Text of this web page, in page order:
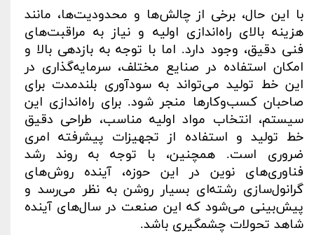
با این حال، برخی از چالش‌ها و محدودیت‌ها، مانند
هزینه بالای راه‌اندازی اولیه و نیاز به مراقبت‌های
فنی دقیق، وجود دارد. اما با توجه به بازدهی بالا و
امکان استفاده در صنایع مختلف، سرمایه‌گذاری در
این خط تولید می‌تواند به سودآوری بلندمدت برای
صاحبان کسب‌وکارها منجر شود. برای راه‌اندازی این
سیستم، انتخاب مواد اولیه مناسب، طراحی دقیق
خط تولید و استفاده از تجهیزات پیشرفته امری
ضروری است. همچنین، با توجه به روند رشد
فناوری‌های نوین در این حوزه، آینده روش‌های
گرانول‌سازی رشته‌ای بسیار روشن به نظر می‌رسد و
پیش‌بینی می‌شود که این صنعت در سال‌های آینده
شاهد تحولات چشمگیری باشد.